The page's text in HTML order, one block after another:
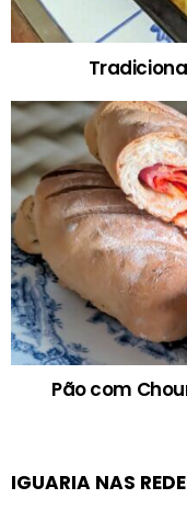
Pão com
IGUARIA NAS